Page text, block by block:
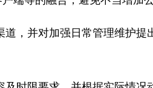
，并对加强日常管理维护提